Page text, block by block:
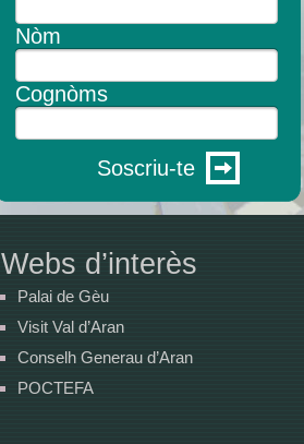
Nòm
Cognòms
Soscriu-te
Webs d’interès
Palai de Gèu
Visit Val d’Aran
Conselh Generau d’Aran
POCTEFA